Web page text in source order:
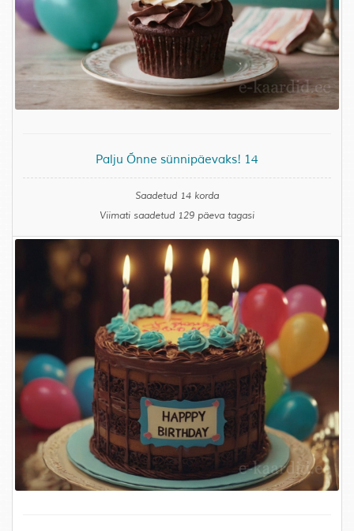
Palju Õnne sünnipäevaks! 14
Saadetud 14 korda
Viimati saadetud 129 päeva tagasi